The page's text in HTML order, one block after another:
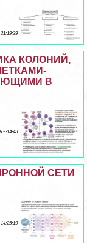
КОЛОНИЙ,
В
5:14:48
СЕТИ